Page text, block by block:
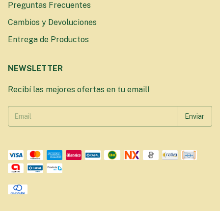
Preguntas Frecuentes
Cambios y Devoluciones
Entrega de Productos
NEWSLETTER
Recibí las mejores ofertas en tu email!